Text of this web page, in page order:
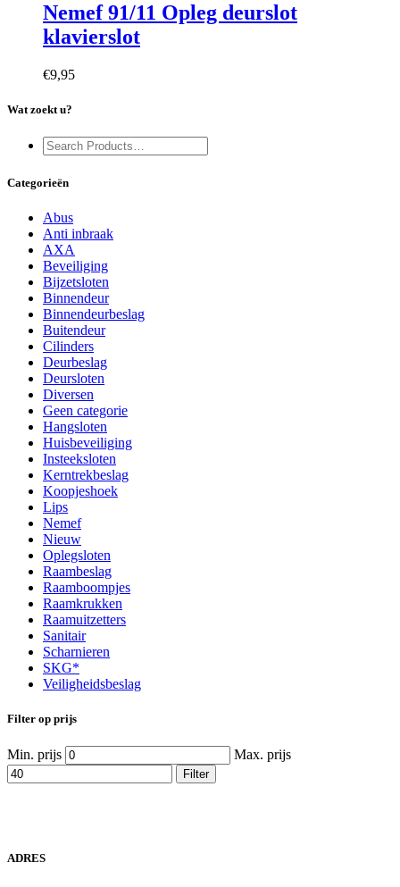
Nemef 91/11 Opleg deurslot
klavierslot
€9,95
Wat zoekt u?
Categorieën
Abus
Anti inbraak
AXA
Beveiliging
Bijzetsloten
Binnendeur
Binnendeurbeslag
Buitendeur
Cilinders
Deurbeslag
Deursloten
Diversen
Geen categorie
Hangsloten
Huisbeveiliging
Insteeksloten
Kerntrekbeslag
Koopjeshoek
Lips
Nemef
Nieuw
Oplegsloten
Raambeslag
Raamboompjes
Raamkrukken
Raamuitzetters
Sanitair
Scharnieren
SKG*
Veiligheidsbeslag
Filter op prijs
Min. prijs Max. prijs
Filter
ADRES